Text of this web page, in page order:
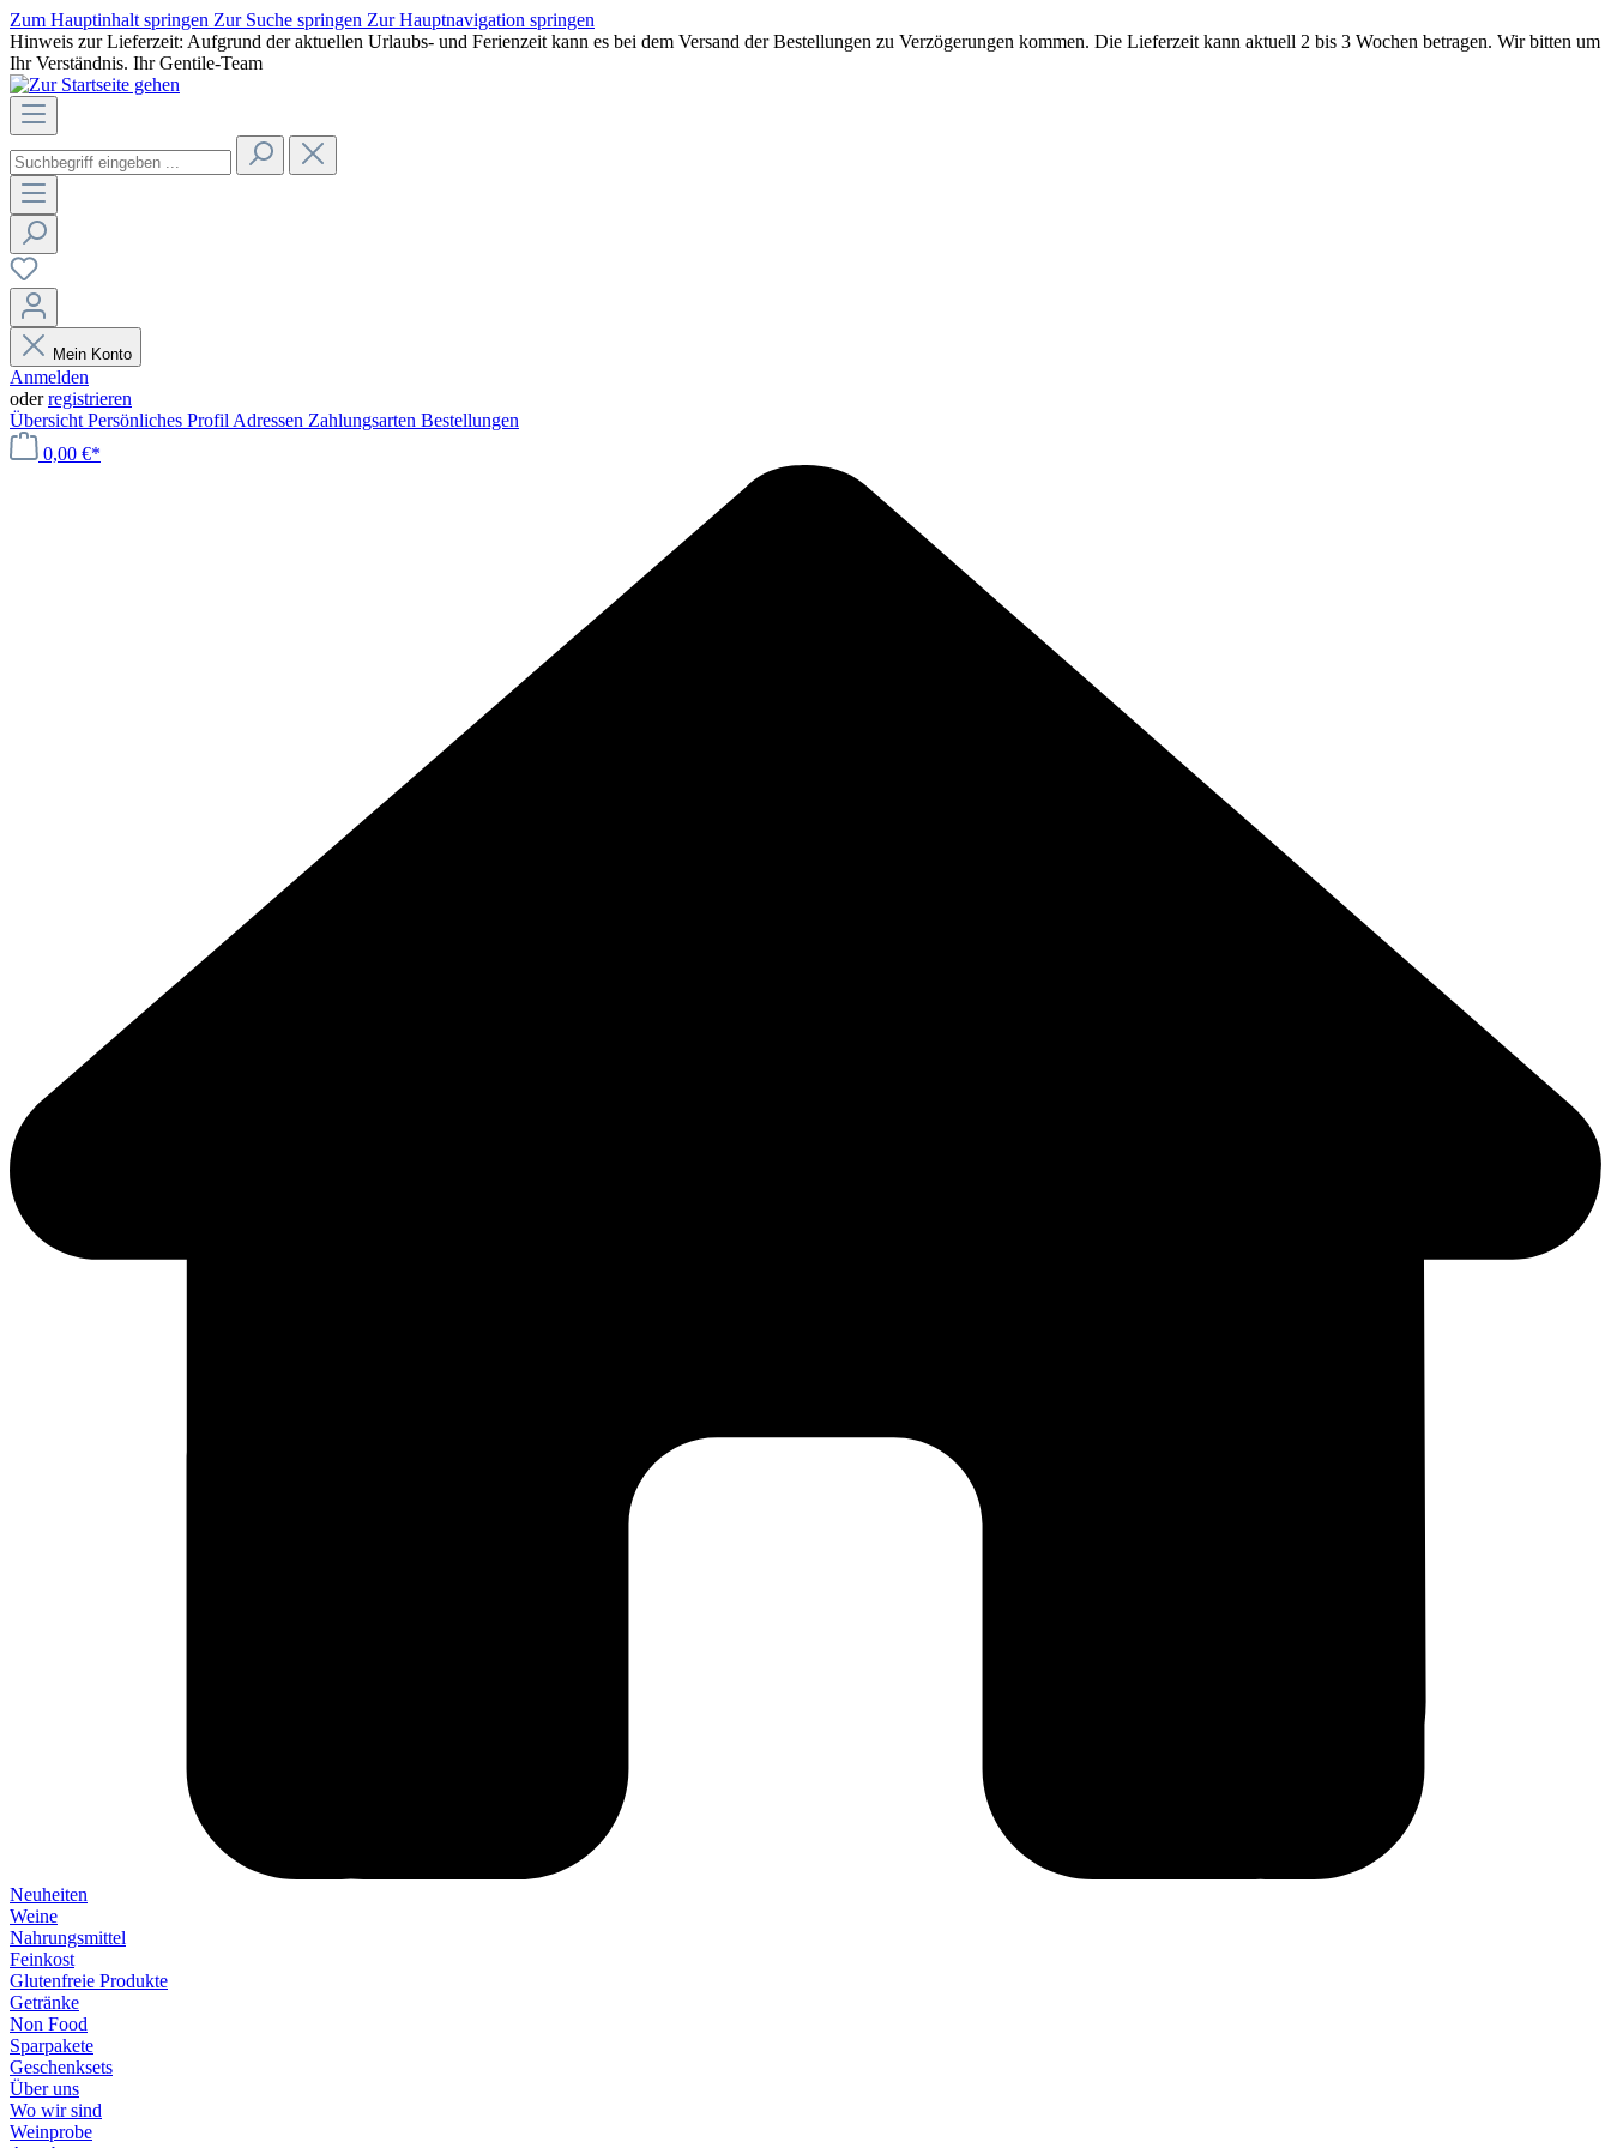
Zum Hauptinhalt springen Zur Suche springen Zur Hauptnavigation springen
Hinweis zur Lieferzeit: Aufgrund der aktuellen Urlaubs- und Ferienzeit kann es bei dem Versand der Bestellungen zu Verzögerungen kommen. Die Lieferzeit kann aktuell 2 bis 3 Wochen betragen. Wir bitten um
Ihr Verständnis. Ihr Gentile-Team
Mein Konto
Anmelden
oderregistrieren
Übersicht Persönliches Profil Adressen Zahlungsarten Bestellungen
0,00 €*
Neuheiten
Weine
Nahrungsmittel
Feinkost
Glutenfreie Produkte
Getränke
Non Food
Sparpakete
Geschenksets
Über uns
Wo wir sind
Weinprobe